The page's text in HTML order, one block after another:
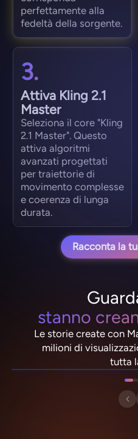
perfettamente alla
fedeltà della sorgente.
3.
Attiva Kling 2.1
Master
Seleziona il core "Kling
2.1 Master". Questo
attiva algoritmi
avanzati progettati
per traiettorie di
movimento complesse
e coerenza di lunga
durata.
Racconta la
stanno
Le storie create con
milioni di
tutta
NebulaDrifter
Lio "Spark" Vance